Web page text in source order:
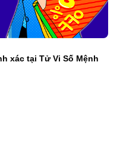
xác tại Tử Vi Số Mệnh